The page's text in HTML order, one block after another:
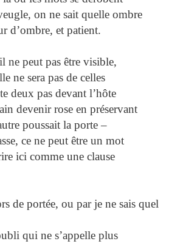
on ne sait quelle ombre
d’ombre, et patient.
ne peut pas être visible,
ne sera pas de celles
deux pas devant l’hôte
devenir rose en préservant
poussait la porte –
ce ne peut être un mot
ici comme une clause
de portée, ou par je ne sais quel
qui ne s’appelle plus